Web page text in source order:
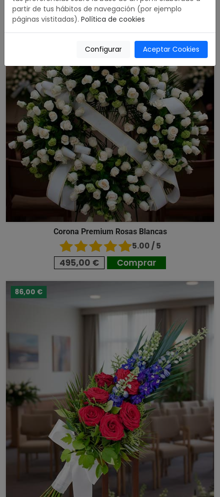
Corona Premium Rosas Blancas
5.00 / 5
495,00 € Comprar
86,00 €
partir de tus hábitos de navegación (por ejemplo
páginas vistitadas). Política de cookies
Configurar Aceptar Cookies